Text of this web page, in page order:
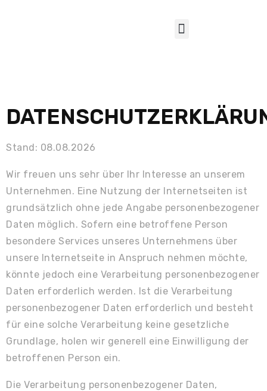
Stand: 08.08.2026
Wir freuen uns sehr über Ihr Interesse an unserem
Unternehmen. Eine Nutzung der Internetseiten ist
grundsätzlich ohne jede Angabe personenbezogener
Daten möglich. Sofern eine betroffene Person
besondere Services unseres Unternehmens über
unsere Internetseite in Anspruch nehmen möchte,
könnte jedoch eine Verarbeitung personenbezogener
Daten erforderlich werden. Ist die Verarbeitung
personenbezogener Daten erforderlich und besteht
für eine solche Verarbeitung keine gesetzliche
Grundlage, holen wir generell eine Einwilligung der
betroffenen Person ein.
Die Verarbeitung personenbezogener Daten,